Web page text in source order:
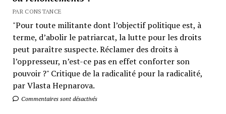
PAR CONSTANCE
"Pour toute militante dont l’objectif politique est, à
terme, d’abolir le patriarcat, la lutte pour les droits
peut paraître suspecte. Réclamer des droits à
l’oppresseur, n’est-ce pas en effet conforter son
pouvoir ?" Critique de la radicalité pour la radicalité,
par Vlasta Hepnarova.
Commentaires sont désactivés